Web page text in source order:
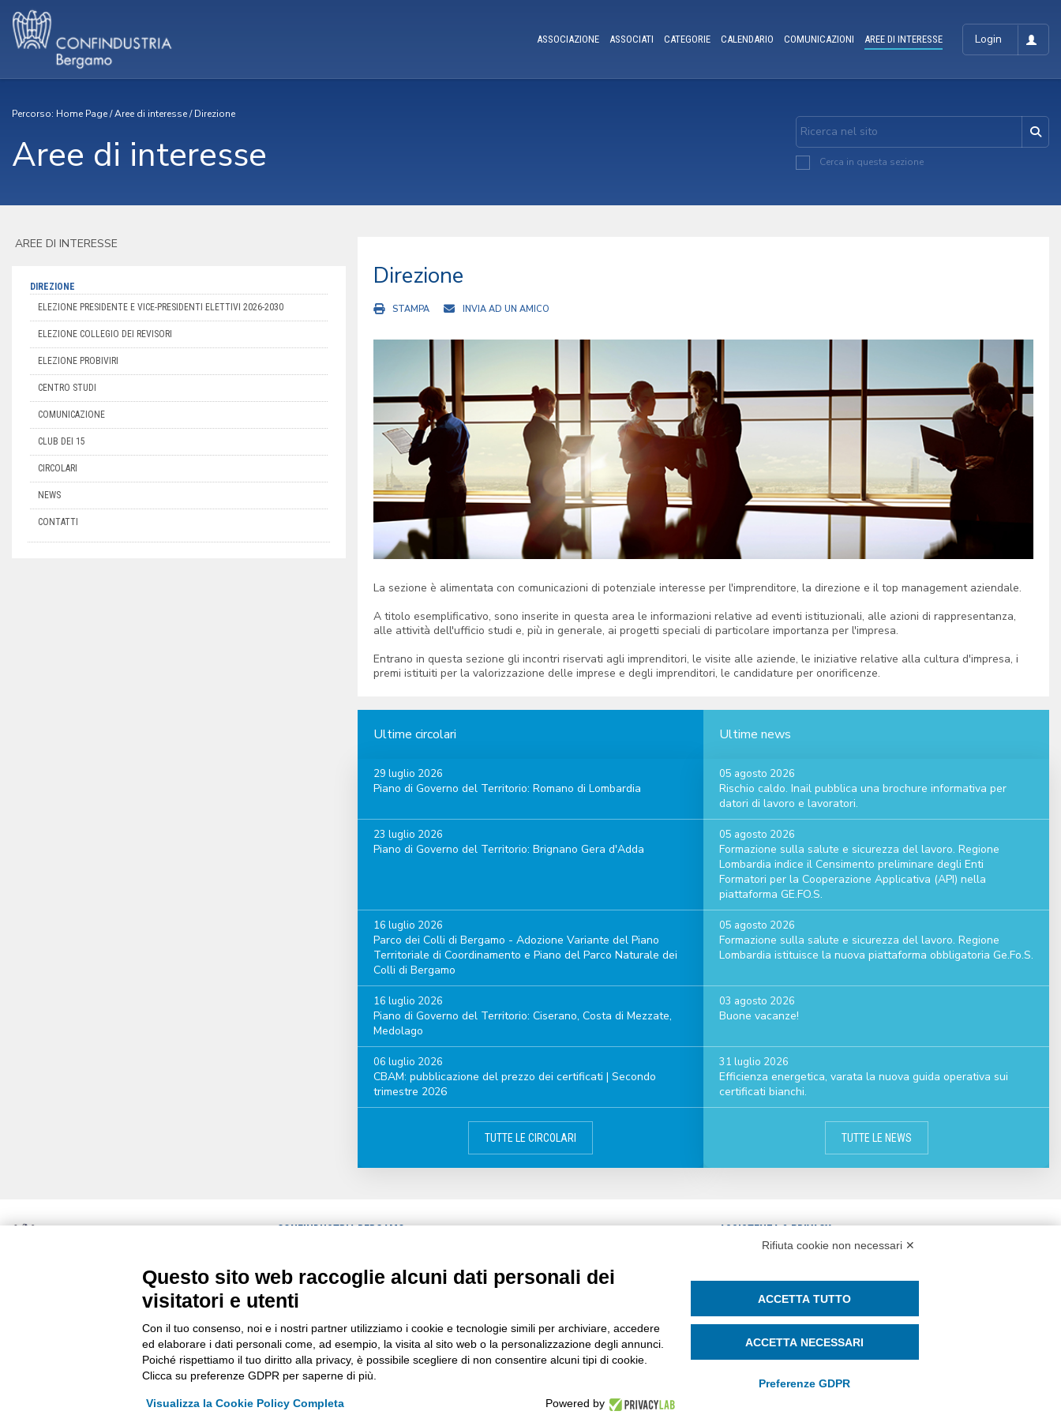
Login
ASSOCIAZIONE ASSOCIATI CATEGORIE CALENDARIO COMUNICAZIONI AREE DI INTERESSE
Percorso: Home Page/Aree di interesse/Direzione
Aree di interesse Cerca in questa sezione
AREE DI INTERESSE
DIREZIONE
ELEZIONE PRESIDENTE E VICE-PRESIDENTI ELETTIVI 2026-2030
ELEZIONE COLLEGIO DEI REVISORI
ELEZIONE PROBIVIRI
CENTRO STUDI
COMUNICAZIONE
CLUB DEI 15
CIRCOLARI
NEWS
CONTATTI
Direzione
STAMPA INVIA AD UN AMICO
La sezione è alimentata con comunicazioni di potenziale interesse per l'imprenditore, la direzione e il top management aziendale.
A titolo esemplificativo, sono inserite in questa area le informazioni relative ad eventi istituzionali, alle azioni di rappresentanza,
alle attività dell'ufficio studi e, più in generale, ai progetti speciali di particolare importanza per l'impresa.
Entrano in questa sezione gli incontri riservati agli imprenditori, le visite alle aziende, le iniziative relative alla cultura d'impresa, i
premi istituiti per la valorizzazione delle imprese e degli imprenditori, le candidature per onorificenze.
Ultime circolari
29 luglio 2026
Piano di Governo del Territorio: Romano di Lombardia
23 luglio 2026
Piano di Governo del Territorio: Brignano Gera d'Adda
16 luglio 2026
Parco dei Colli di Bergamo - Adozione Variante del Piano
Territoriale di Coordinamento e Piano del Parco Naturale dei
Colli di Bergamo
16 luglio 2026
Piano di Governo del Territorio: Ciserano, Costa di Mezzate,
Medolago
06 luglio 2026
CBAM: pubblicazione del prezzo dei certificati | Secondo
trimestre 2026
TUTTE LE CIRCOLARI
Ultime news
05 agosto 2026
Rischio caldo. Inail pubblica una brochure informativa per
datori di lavoro e lavoratori.
05 agosto 2026
Formazione sulla salute e sicurezza del lavoro. Regione
Lombardia indice il Censimento preliminare degli Enti
Formatori per la Cooperazione Applicativa (API) nella
piattaforma GE.FO.S.
05 agosto 2026
Formazione sulla salute e sicurezza del lavoro. Regione
Lombardia istituisce la nuova piattaforma obbligatoria Ge.Fo.S.
03 agosto 2026
Buone vacanze!
31 luglio 2026
Efficienza energetica, varata la nuova guida operativa sui
certificati bianchi.
TUTTE LE NEWS
Via Stezzano, 87 | 24126 Bergamo
Codice Fiscale: 80021750163 | PEC:
info@pec.confindustriabergamo.it
CONFINDUSTRIA BERGAMO
ULTIME NEWS
RASSEGNA STAMPA
CATEGORIE
CIRCOLARI
ASSISTENZA & PRIVACY
PRIVACY POLICY
COOKIE POLICY
SOCIAL MEDIA POLICY
GENERE
La riproduzione, anche parziale, di qualsiasi informazione o documento è riservata
Rifiuta cookie non necessari ✕
Questo sito web raccoglie alcuni dati personali dei
visitatori e utenti
Con il tuo consenso, noi e i nostri partner utilizziamo i cookie e tecnologie simili per archiviare, accedere
ed elaborare i dati personali come, ad esempio, la visita al sito web o la personalizzazione degli annunci.
Poiché rispettiamo il tuo diritto alla privacy, è possibile scegliere di non consentire alcuni tipi di cookie.
Clicca su preferenze GDPR per saperne di più.
Visualizza la Cookie Policy Completa Powered by
ACCETTA TUTTO
ACCETTA NECESSARI
Preferenze GDPR